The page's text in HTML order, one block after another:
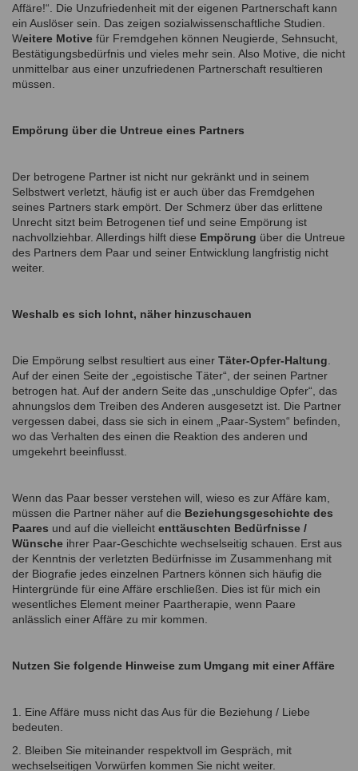
Affäre!“. Die Unzufriedenheit mit der eigenen Partnerschaft kann
ein Auslöser sein. Das zeigen sozialwissenschaftliche Studien.
Weitere Motive für Fremdgehen können Neugierde, Sehnsucht,
Bestätigungsbedürfnis und vieles mehr sein. Also Motive, die nicht
unmittelbar aus einer unzufriedenen Partnerschaft resultieren
müssen.
Empörung über die Untreue eines Partners
Der betrogene Partner ist nicht nur gekränkt und in seinem
Selbstwert verletzt, häufig ist er auch über das Fremdgehen
seines Partners stark empört. Der Schmerz über das erlittene
Unrecht sitzt beim Betrogenen tief und seine Empörung ist
nachvollziehbar. Allerdings hilft diese Empörung über die Untreue
des Partners dem Paar und seiner Entwicklung langfristig nicht
weiter.
Weshalb es sich lohnt, näher hinzuschauen
Die Empörung selbst resultiert aus einer Täter-Opfer-Haltung
Auf der einen Seite der „egoistische Täter“, der seinen Partner
betrogen hat. Auf der andern Seite das „unschuldige Opfer“, das
ahnungslos dem Treiben des Anderen ausgesetzt ist. Die Partner
vergessen dabei, dass sie sich in einem „Paar-System“ befinden,
wo das Verhalten des einen die Reaktion des anderen und
umgekehrt beeinflusst.
Wenn das Paar besser verstehen will, wieso es zur Affäre kam,
müssen die Partner näher auf die Beziehungsgeschichte des
Paares und auf die vielleicht enttäuschten Bedürfnisse /
Wünsche ihrer Paar-Geschichte wechselseitig schauen. Erst aus
der Kenntnis der verletzten Bedürfnisse im Zusammenhang mit
der Biografie jedes einzelnen Partners können sich häufig die
Hintergründe für eine Affäre erschließen. Dies ist für mich ein
wesentliches Element meiner Paartherapie, wenn Paare
anlässlich einer Affäre zu mir kommen.
Nutzen Sie folgende Hinweise zum Umgang mit einer Affäre
1. Eine Affäre muss nicht das Aus für die Beziehung / Liebe
bedeuten.
2. Bleiben Sie miteinander respektvoll im Gespräch, mit
wechselseitigen Vorwürfen kommen Sie nicht weiter.